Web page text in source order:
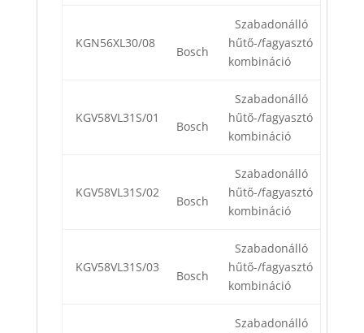
KGN56XL30/08
Bosch
Szabadonálló
hűtő-/fagyasztó
kombináció
KGV58VL31S/01
Bosch
Szabadonálló
hűtő-/fagyasztó
kombináció
KGV58VL31S/02
Bosch
Szabadonálló
hűtő-/fagyasztó
kombináció
KGV58VL31S/03
Bosch
Szabadonálló
hűtő-/fagyasztó
kombináció
Szabadonálló